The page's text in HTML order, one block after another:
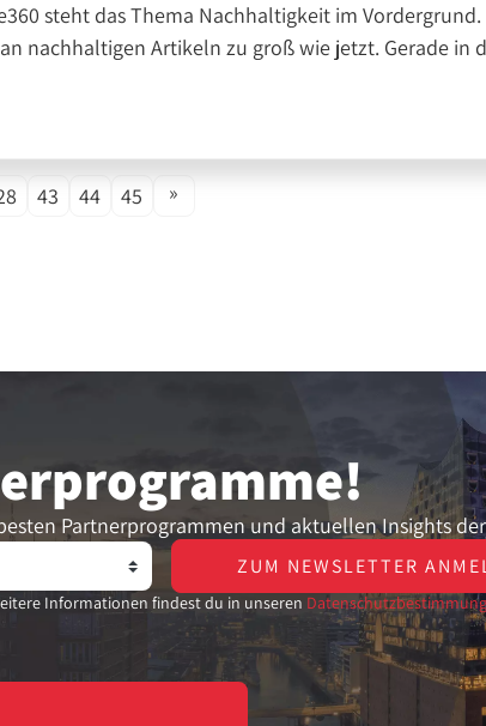
steht das Thema Nachhaltigkeit im Vordergrund.
nachhaltigen Artikeln zu groß wie jetzt. Gerade in
Wandel und viele Kampagnen zielten genau darauf
43 44 45 »
Partnerprogrammen und aktuellen Insights
ZUM NEWSLETTER
Informationen findest du in unseren